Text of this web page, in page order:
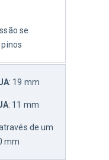
se
: 19 mm
: 11 mm
de um
mm